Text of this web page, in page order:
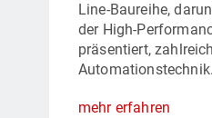
Line-Baureihe,
der High-
präsentiert,
Automationstechnik.
mehr erfahren